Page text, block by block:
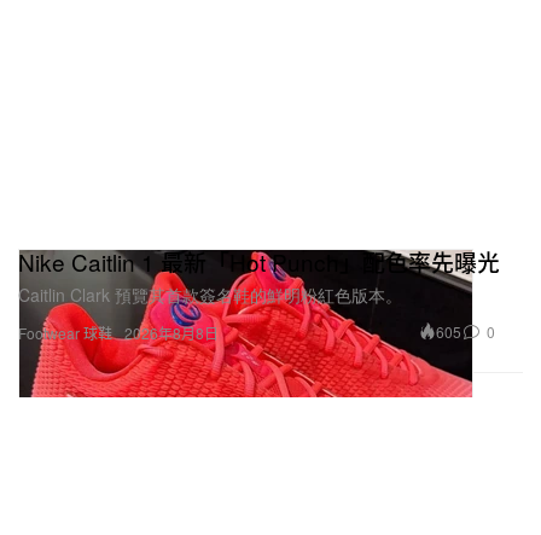
Footwear 球鞋
Nike Caitlin 1 最新「Hot Punch」配色率先曝光
Caitlin Clark 預覽其首款簽名鞋的鮮明粉紅色版本。
2026年8月8日 605 0